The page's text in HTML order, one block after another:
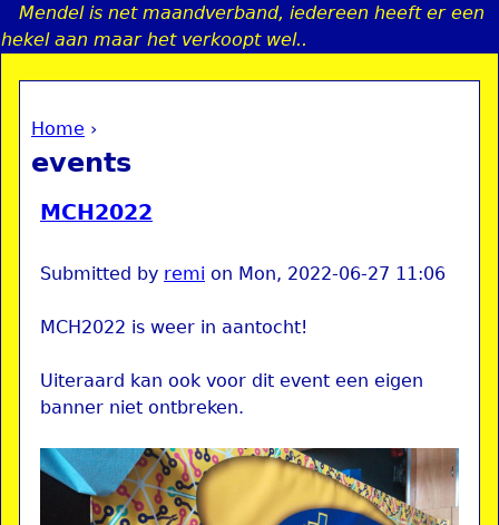
Jump to navigation
Mendel is net maandverband, iedereen heeft er een
hekel aan maar het verkoopt wel..
You are here
Home ›
events
MCH2022
Submitted by remi on Mon, 2022-06-27 11:06
MCH2022 is weer in aantocht!
Uiteraard kan ook voor dit event een eigen
banner niet ontbreken.